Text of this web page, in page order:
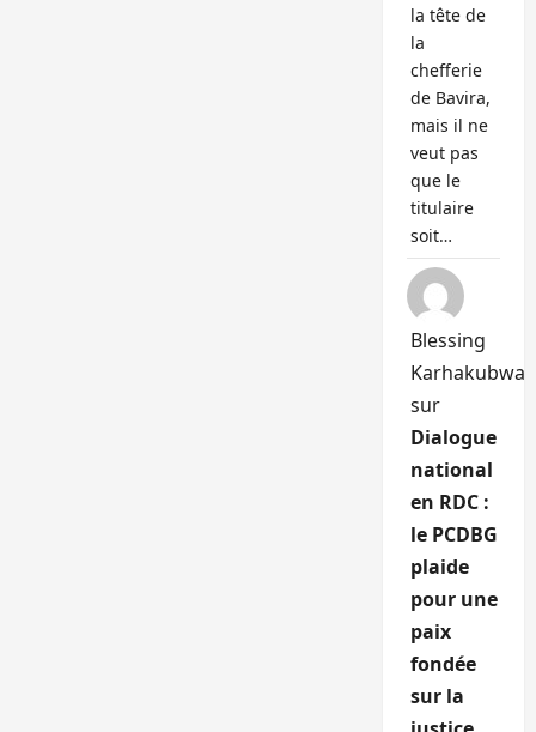
la tête de
la
chefferie
de Bavira,
mais il ne
veut pas
que le
titulaire
soit…
Blessing
Karhakubwa
sur
Dialogue
national
en RDC :
le PCDBG
plaide
pour une
paix
fondée
sur la